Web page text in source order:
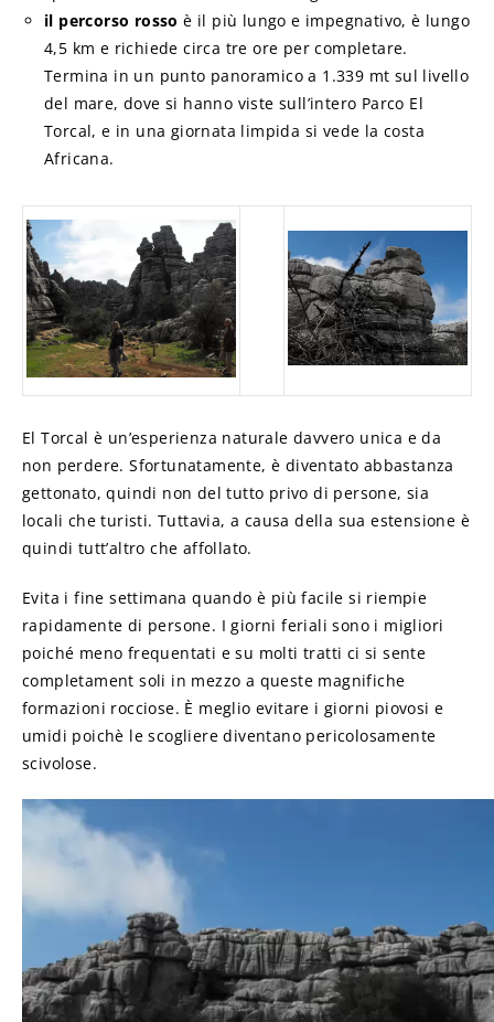
il percorso rosso è il più lungo e impegnativo, è lungo
4,5 km e richiede circa tre ore per completare.
Termina in un punto panoramico a 1.339 mt sul livello
del mare, dove si hanno viste sull’intero Parco El
Torcal, e in una giornata limpida si vede la costa
Africana.
El Torcal è un’esperienza naturale davvero unica e da
non perdere. Sfortunatamente, è diventato abbastanza
gettonato, quindi non del tutto privo di persone, sia
locali che turisti. Tuttavia, a causa della sua estensione è
quindi tutt’altro che affollato.
Evita i fine settimana quando è più facile si riempie
rapidamente di persone. I giorni feriali sono i migliori
poiché meno frequentati e su molti tratti ci si sente
completament soli in mezzo a queste magnifiche
formazioni rocciose. È meglio evitare i giorni piovosi e
umidi poichè le scogliere diventano pericolosamente
scivolose.